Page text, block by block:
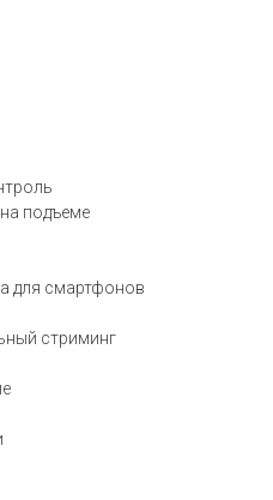
подъеме
для смартфонов
стриминг